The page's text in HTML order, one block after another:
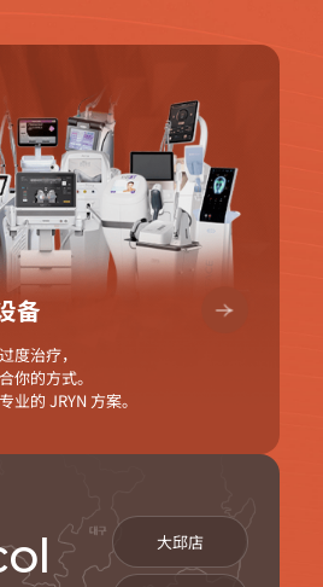
备
度治疗，
你的方式。
业的 JRYN 方案。
大邱店